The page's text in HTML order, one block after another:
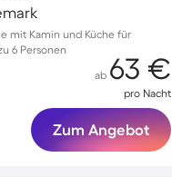
mit Kamin und Küche für
6 Personen
ab 63 €
pro Nacht
Zum Angebot